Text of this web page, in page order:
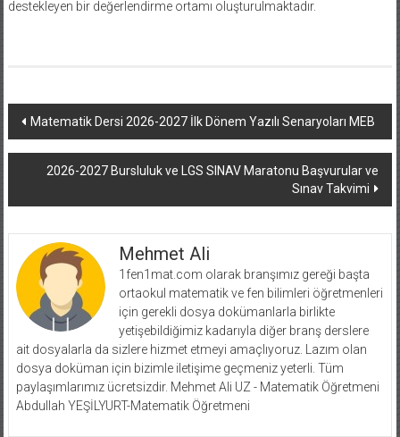
destekleyen bir değerlendirme ortamı oluşturulmaktadır.
Yazı
dolaşımı
Matematik Dersi 2026-2027 İlk Dönem Yazılı Senaryoları MEB
2026-2027 Bursluluk ve LGS SINAV Maratonu Başvurular ve
Sınav Takvimi
Mehmet Ali
1fen1mat.com olarak branşımız gereği başta
ortaokul matematik ve fen bilimleri öğretmenleri
için gerekli dosya dokümanlarla birlikte
yetişebildiğimiz kadarıyla diğer branş derslere
ait dosyalarla da sizlere hizmet etmeyi amaçlıyoruz. Lazım olan
dosya doküman için bizimle iletişime geçmeniz yeterli. Tüm
paylaşımlarımız ücretsizdir. Mehmet Ali UZ - Matematik Öğretmeni
Abdullah YEŞİLYURT-Matematik Öğretmeni